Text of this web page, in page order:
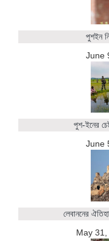
পুশইন
June
পুশ-ইনের
June
লেবাননের
May 31,